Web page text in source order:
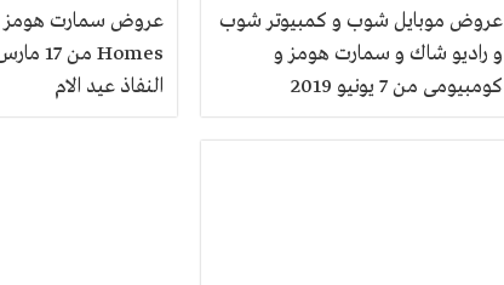
عروض موبايل شوب و كمبيوتر شوب
و راديو شاك و سمارت هومز و
كومبيومى من 7 يونيو 2019
النفاذ عيد الام